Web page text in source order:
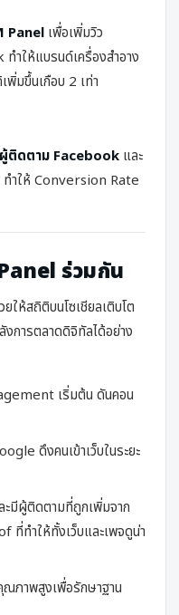
Panel เพื่อเพิ่มวิว
ให้แบรนด์เครื่องสำอาง
พิ่มขึ้นเกือบ 2 เท่า
ติดตาม Facebook และ
ทำให้ Conversion Rate
ร่วมกัน
ให้สถิติบนโซเชียลเติบโต
การตลาดดิจิทัลได้อย่าง
เริ่มต้น ดันคอน
ดึงคนเข้าเว็บในระยะ
ะมีผู้ติดตามที่ถูกเพิ่มจาก
ที่ทำให้ทั้งเว็บและเพจดูน่า
ภาพสูงเพื่อรักษาฐาน